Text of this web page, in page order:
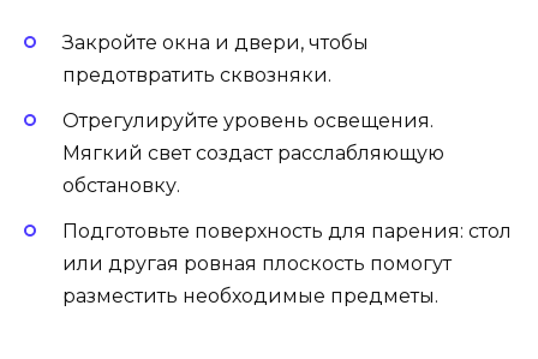
Закройте окна и двери, чтобы
предотвратить сквозняки.
Отрегулируйте уровень освещения.
Мягкий свет создаст расслабляющую
обстановку.
Подготовьте поверхность для парения: стол
или другая ровная плоскость помогут
разместить необходимые предметы.